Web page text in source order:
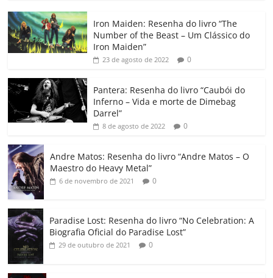
c
e
b
o
o
k
itt
er
at
s
A
p
e
dI
gl
e
Cl
a
ss
ro
o
p
y
Li
k
m
p
h
ar
Iron Maiden: Resenha do livro “The
Number of the Beast – Um Clássico do
Iron Maiden”
23 de agosto de 2022 0
Pantera: Resenha do livro “Caubói do
Inferno – Vida e morte de Dimebag
Darrel”
8 de agosto de 2022 0
Andre Matos: Resenha do livro “Andre Matos – O
Maestro do Heavy Metal”
6 de novembro de 2021 0
Paradise Lost: Resenha do livro “No Celebration: A
Biografia Oficial do Paradise Lost”
29 de outubro de 2021 0